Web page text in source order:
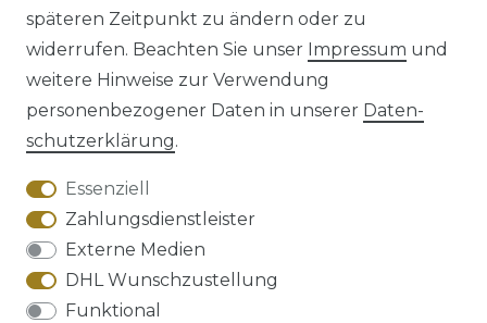
Impressum Daten­schutz­erklärung
AGB Barrierefreiheitserklärung
Widerrufs­recht
späteren Zeitpunkt zu ändern oder zu
widerrufen. Beachten Sie unser Impressum und
weitere Hinweise zur Verwendung
personenbezogener Daten in unserer Daten­
schutz­erklärung.
Essenziell
Zahlungsdienstleister
Externe Medien
DHL Wunschzustellung
Funktional